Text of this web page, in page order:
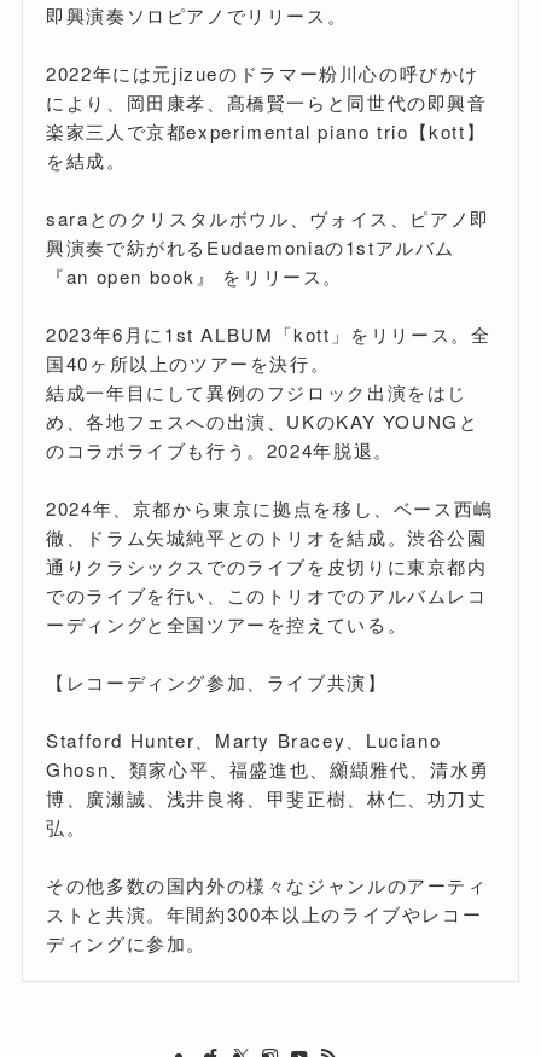
即興演奏ソロピアノでリリース。
2022年には元jizueのドラマー粉川心の呼びかけ
により、岡田康孝、髙橋賢一らと同世代の即興音
楽家三人で京都experimental piano trio【kott】
を結成。
saraとのクリスタルボウル、ヴォイス、ピアノ即
興演奏で紡がれるEudaemoniaの1stアルバム
『an open book』 をリリース。
2023年6月に1st ALBUM「kott」をリリース。全
国40ヶ所以上のツアーを決行。
結成一年目にして異例のフジロック出演をはじ
め、各地フェスへの出演、UKのKAY YOUNGと
のコラボライブも行う。2024年脱退。
2024年、京都から東京に拠点を移し、ベース西嶋
徹、ドラム矢城純平とのトリオを結成。渋谷公園
通りクラシックスでのライブを皮切りに東京都内
でのライブを行い、このトリオでのアルバムレコ
ーディングと全国ツアーを控えている。
【レコーディング参加、ライブ共演】
Stafford Hunter、Marty Bracey、Luciano
Ghosn、類家心平、福盛進也、纐纈雅代、清水勇
博、廣瀬誠、浅井良将、甲斐正樹、林仁、功刀丈
弘。
その他多数の国内外の様々なジャンルのアーティ
ストと共演。年間約300本以上のライブやレコー
ディングに参加。